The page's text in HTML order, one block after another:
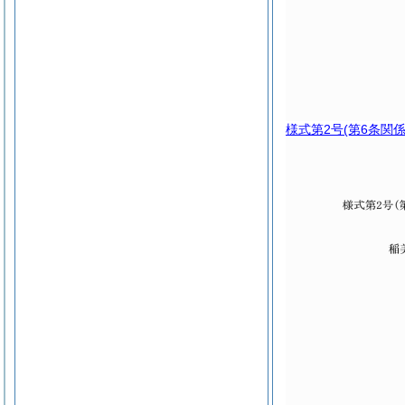
様式第2号(第6条関